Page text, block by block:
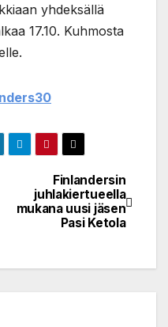
yhdeksällä
17.10. Kuhmosta
Finlandersin
juhlakiertueella
mukana uusi jäsen
Pasi Ketola